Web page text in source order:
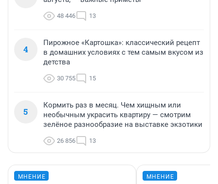
48 446 13
4
Пирожное «Картошка»: классический рецепт
в домашних условиях с тем самым вкусом из
детства
30 755 15
5
Кормить раз в месяц. Чем хищным или
необычным украсить квартиру — смотрим
зелёное разнообразие на выставке экзотики
26 856 13
МНЕНИЕ МНЕНИЕ